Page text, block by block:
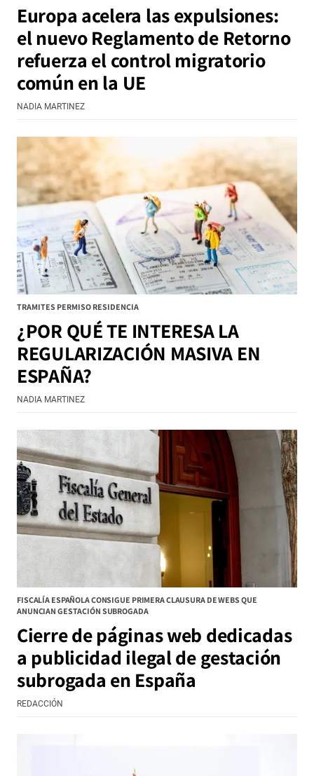
Europa acelera las expulsiones:
el nuevo Reglamento de Retorno
refuerza el control migratorio
común en la UE
NADIA MARTINEZ
TRAMITES PERMISO RESIDENCIA
¿POR QUÉ TE INTERESA LA
REGULARIZACIÓN MASIVA EN
ESPAÑA?
NADIA MARTINEZ
FISCALÍA ESPAÑOLA CONSIGUE PRIMERA CLAUSURA DE WEBS QUE
ANUNCIAN GESTACIÓN SUBROGADA
Cierre de páginas web dedicadas
a publicidad ilegal de gestación
subrogada en España
REDACCIÓN